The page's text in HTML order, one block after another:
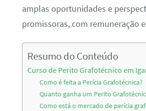
amplas oportunidades e
promissoras, com remuneração
Resumo do Conteúdo
Curso de Perito Grafotécnico em
Como é feita a Perícia Grafotécnica?
Quanto ganha um Perito
Como está o mercado de perícia